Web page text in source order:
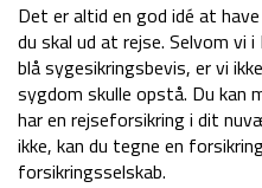
Det er altid en god idé at
du skal ud at rejse. Selvom vi
blå sygesikringsbevis, er vi
sygdom skulle opstå. Du kan
har en rejseforsikring i dit
ikke, kan du tegne en
forsikringsselskab.